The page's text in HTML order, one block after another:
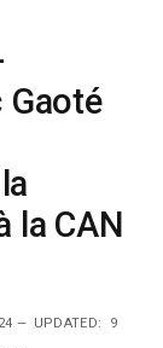
la CAN
UPDATED: 9